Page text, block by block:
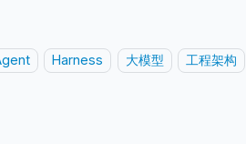
Harness 大模型 工程架构